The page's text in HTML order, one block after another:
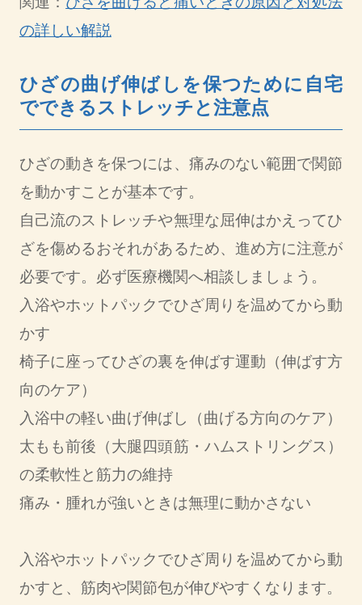
の詳しい解説
ひざの曲げ伸ばしを保つために自宅
でできるストレッチと注意点
ひざの動きを保つには、痛みのない範囲で関節
を動かすことが基本です。
自己流のストレッチや無理な屈伸はかえってひ
ざを傷めるおそれがあるため、進め方に注意が
必要です。必ず医療機関へ相談しましょう。
入浴やホットパックでひざ周りを温めてから動
かす
椅子に座ってひざの裏を伸ばす運動（伸ばす方
向のケア）
入浴中の軽い曲げ伸ばし（曲げる方向のケア）
太もも前後（大腿四頭筋・ハムストリングス）
の柔軟性と筋力の維持
痛み・腫れが強いときは無理に動かさない
入浴やホットパックでひざ周りを温めてから動
かすと、筋肉や関節包が伸びやすくなります。